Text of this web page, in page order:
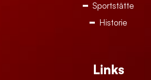
Sportstätte
Historie
Links